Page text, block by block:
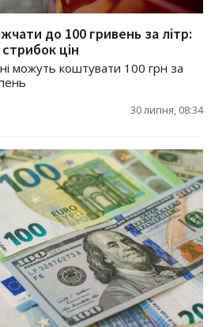
до 100 гривень за літр:
цін
можуть коштувати 100 грн за
30 липня, 08:34